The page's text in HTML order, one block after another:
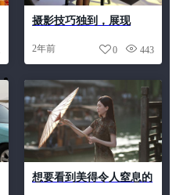
摄影技巧独到，展现
的各种神秘面貌
2年前 443
0
想要看到美得令人窒息的